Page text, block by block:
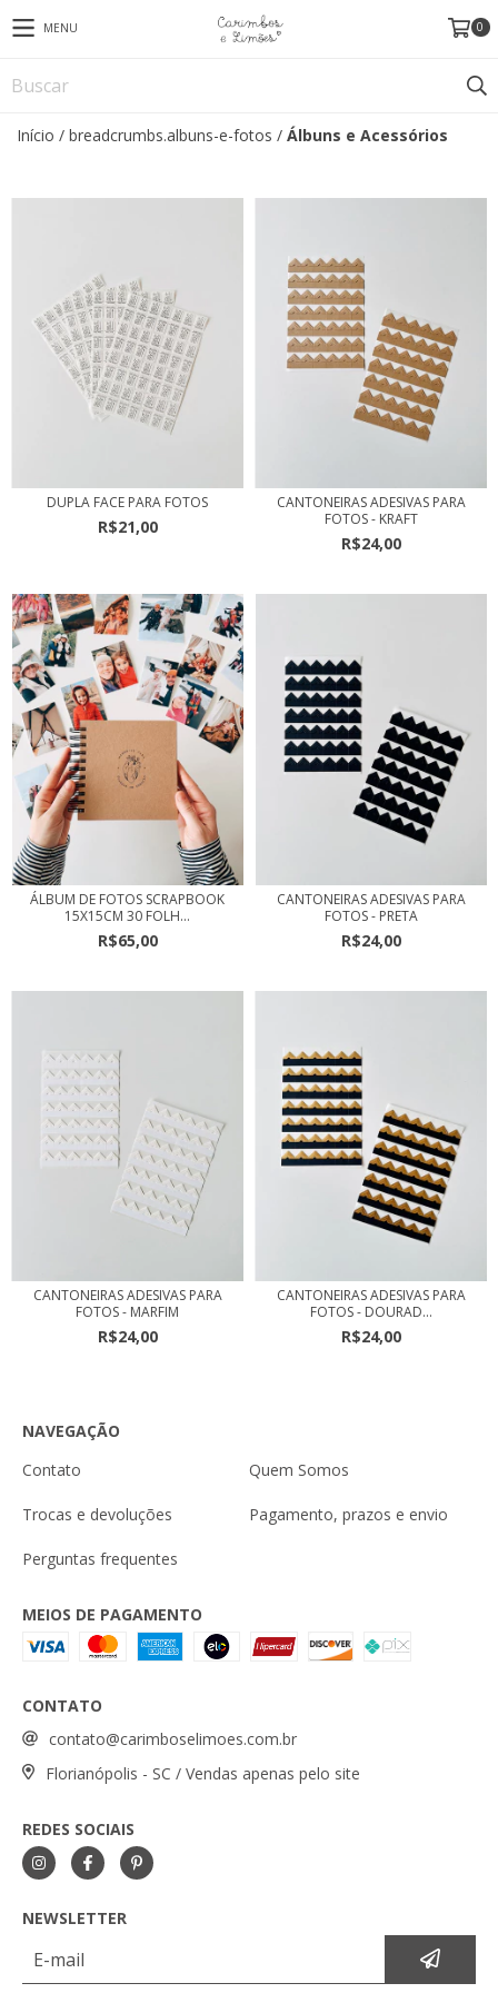
MENU 0
Início / breadcrumbs.albuns-e-fotos / Álbuns e Acessórios
DUPLA FACE PARA FOTOS
R$21,00
CANTONEIRAS ADESIVAS PARA
FOTOS - KRAFT
R$24,00
ÁLBUM DE FOTOS SCRAPBOOK
15X15CM 30 FOLH...
R$65,00
CANTONEIRAS ADESIVAS PARA
FOTOS - PRETA
R$24,00
CANTONEIRAS ADESIVAS PARA
FOTOS - MARFIM
R$24,00
CANTONEIRAS ADESIVAS PARA
FOTOS - DOURAD...
R$24,00
NAVEGAÇÃO
Contato
Quem Somos
Trocas e devoluções Pagamento, prazos e envio
Perguntas frequentes
MEIOS DE PAGAMENTO
CONTATO
contato@carimboselimoes.com.br
Florianópolis - SC / Vendas apenas pelo site
REDES SOCIAIS
NEWSLETTER